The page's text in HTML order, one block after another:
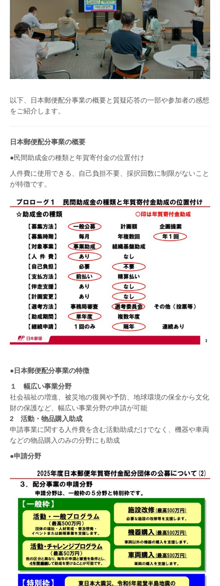
以下、日本郵便配分事業の概要と質疑応答の一部や参加者の感想
をご紹介します。
日本郵便配分事業の概要
●民間助成金の種類と年賀寄付金の位置付け
人件費に使用できる、自己負担不要、採択回数に制限がないこと
が特徴です。
●日本郵便配分事業の特徴
１ 幅広い事業分野
社会福祉の増進、被災地の復興や予防、地球環境の保全から文化
財の保護など、幅広い事業分野の申請が可能
2 活動・物品購入助成
申請事業に関する人件費を含む活動助成だけでなく、機器や車両
などの物品購入のみの分野にも助成
●申請分野